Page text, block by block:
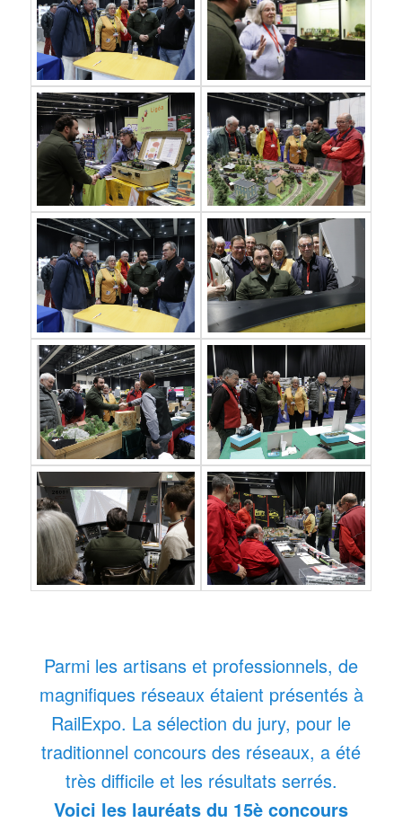
Parmi les artisans et professionnels, de
magnifiques réseaux étaient présentés à
RailExpo. La sélection du jury, pour le
traditionnel concours des réseaux, a été
très difficile et les résultats serrés.
Voici les lauréats du 15è concours